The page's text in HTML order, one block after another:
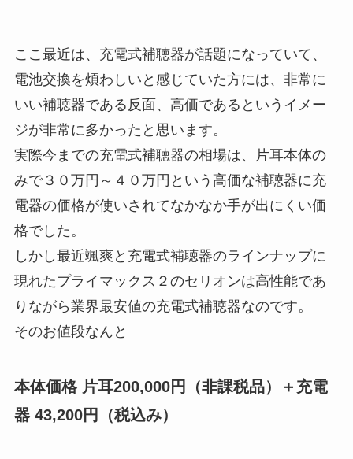
ここ最近は、充電式補聴器が話題になっていて、
電池交換を煩わしいと感じていた方には、非常に
いい補聴器である反面、高価であるというイメー
ジが非常に多かったと思います。
実際今までの充電式補聴器の相場は、片耳本体の
みで３０万円～４０万円という高価な補聴器に充
電器の価格が使いされてなかなか手が出にくい価
格でした。
しかし最近颯爽と充電式補聴器のラインナップに
現れたプライマックス２のセリオンは高性能であ
りながら業界最安値の充電式補聴器なのです。
そのお値段なんと
本体価格 片耳200,000円（非課税品）＋充電
器 43,200円（税込み）